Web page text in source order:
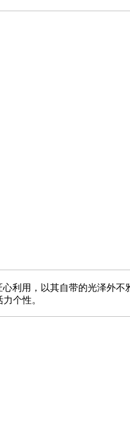
用，以其自带的光泽外
个性。